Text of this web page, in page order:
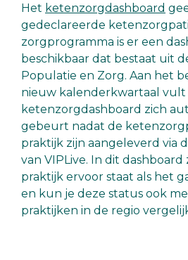
Het ketenzorgdashboard
gedeclareerde
zorgprogramma is er een
beschikbaar dat bestaat uit
Populatie en Zorg. Aan het
nieuw kalenderkwartaal
ketenzorgdashboard zich
gebeurt nadat de
praktijk zijn aangeleverd via
van VIPLive. In dit dashboard
praktijk ervoor staat als het
en kun je deze status ook
praktijken in de regio